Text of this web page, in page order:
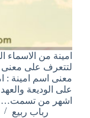
امينة من الاسماء
لتتعرف على معنى
معنى اسم امينة :
على الوديعة
اشهر من تسمت…
رباب ربيع